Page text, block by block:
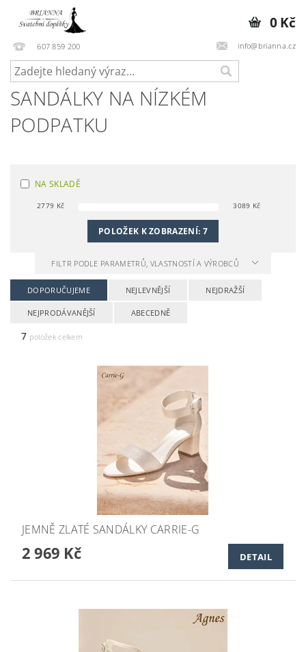
607 859 200 info@brianna.cz
0 Kč
SANDÁLKY NA NÍZKÉM
PODPATKU
NA SKLADĚ
2779 Kč 3089 Kč
POLOŽEK K ZOBRAZENÍ: 7
FILTR PODLE PARAMETRŮ, VLASTNOSTÍ A VÝROBCŮ
DOPORUČUJEME NEJLEVNĚJŠÍ NEJDRAŽŠÍ
NEJPRODÁVANĚJŠÍ ABECEDNĚ
7 položek celkem
JEMNĚ ZLATÉ SANDÁLKY CARRIE-G
2 969 Kč DETAIL